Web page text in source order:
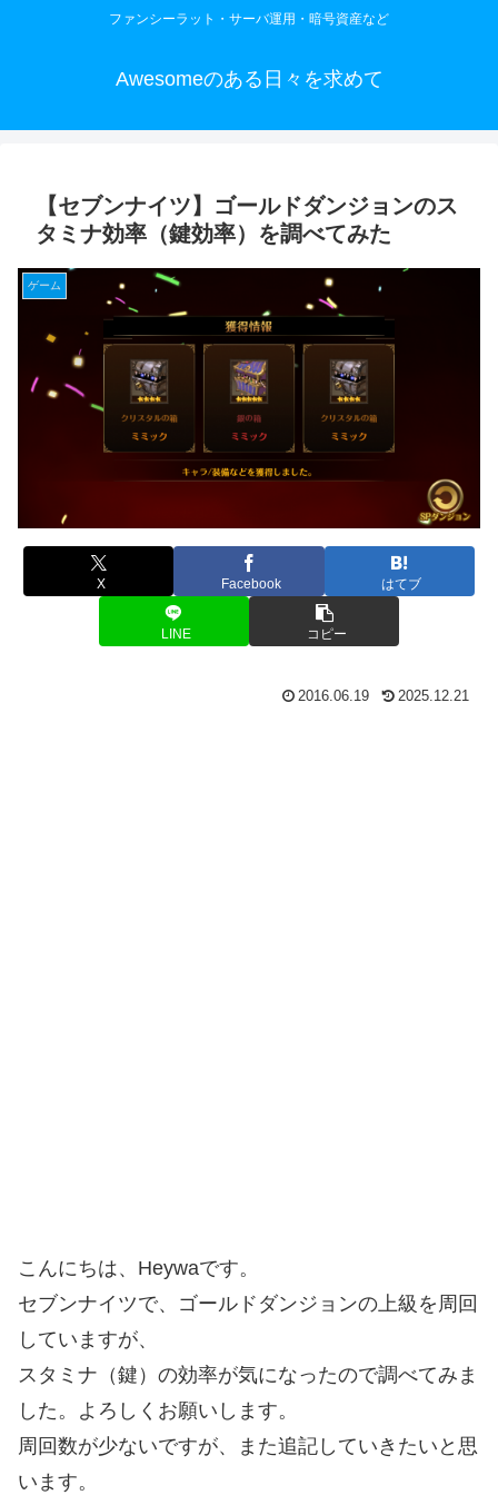
ファンシーラット・サーバ運用・暗号資産など
Awesomeのある日々を求めて
【セブンナイツ】ゴールドダンジョンのス
タミナ効率（鍵効率）を調べてみた
ゲーム
X Facebook はてブ
LINE コピー
2016.06.19 2025.12.21
こんにちは、Heywaです。
セブンナイツで、ゴールドダンジョンの上級を周回
していますが、
スタミナ（鍵）の効率が気になったので調べてみま
した。よろしくお願いします。
周回数が少ないですが、また追記していきたいと思
います。